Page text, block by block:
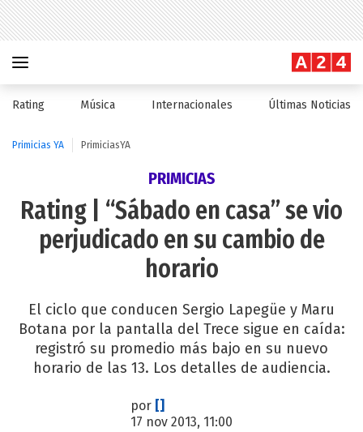
Rating Música Internacionales Últimas Noticias
Primicias YA PrimiciasYA
PRIMICIAS
Rating | “Sábado en casa” se vio
perjudicado en su cambio de
horario
El ciclo que conducen Sergio Lapegüe y Maru
Botana por la pantalla del Trece sigue en caída:
registró su promedio más bajo en su nuevo
horario de las 13. Los detalles de audiencia.
por []
17 nov 2013, 11:00